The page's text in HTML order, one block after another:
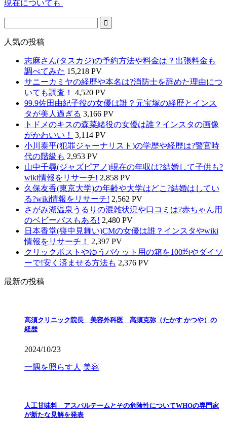
現在についても
人気の投稿
志麻さん(タスカジ)の予約方法や料金は？出張料金も
調べてみた 15,218 PV
サニーカミヤの経歴や本名は?消防士を辞めた理由につ
いても調査！
4,520 PV
99.9佐田由紀子役の女優は誰？元宝塚の経歴とインス
タが美人過ぎる 3,166 PV
トドメのキスの森菜緒役の女優は誰？インスタの画像
がかわいい！
3,114 PV
小川泰平(犯罪ジャーナリスト)の学歴や経歴は?警官時
代の階級も 2,953 PV
山中千尋(ジャズピアノ)現在の年収は?結婚して子供も?
wiki情報をリサーチ! 2,858 PV
久保友香(東京大学)の年齢や大学はどこ?結婚はしてい
る?wiki情報をリサーチ! 2,562 PV
さがみ湖温泉うるりの混雑状況や口コミは?赤ちゃん用
のベビーバスもある! 2,480 PV
日本香堂(喪中見舞い)CMの女優は誰？インスタやwiki
情報をリサーチ！
2,397 PV
クリックポストやゆうパケット用の箱を100均やダイソ
ーで!安く済ませる方法も 2,376 PV
最新の投稿
高須クリニック院長 美容外科医 高須克弥（たかす かつや）の
経歴
2024/10/23
一隅を照らす人 美容
人工甘味料 アスパルテームとその危険性についてWHOの専門家
が新たな見解を発表